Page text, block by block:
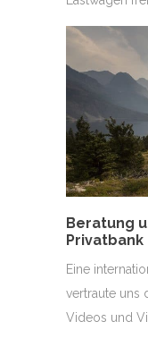
Beratung
Privatbank
Eine
vertraute uns
Videos und